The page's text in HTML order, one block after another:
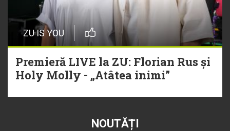
ZU IS YOU
Premieră LIVE la ZU: Florian Rus și
Holy Molly - „Atâtea inimi”
NOUTĂȚI